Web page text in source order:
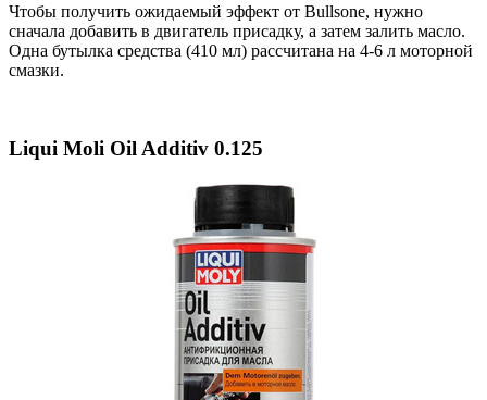
Чтобы получить ожидаемый эффект от Bullsone, нужно
сначала добавить в двигатель присадку, а затем залить масло.
Одна бутылка средства (410 мл) рассчитана на 4-6 л моторной
смазки.
Liqui Moli Oil Additiv 0.125